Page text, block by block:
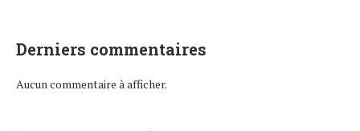
Derniers commentaires
Aucun commentaire à afficher.